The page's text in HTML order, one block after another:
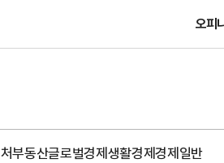
오피
부동산글로벌경제생활경제경제일반